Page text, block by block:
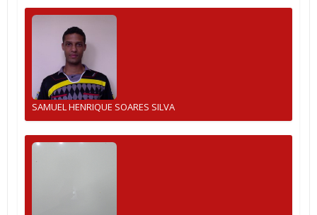
SAMUEL HENRIQUE SOARES SILVA